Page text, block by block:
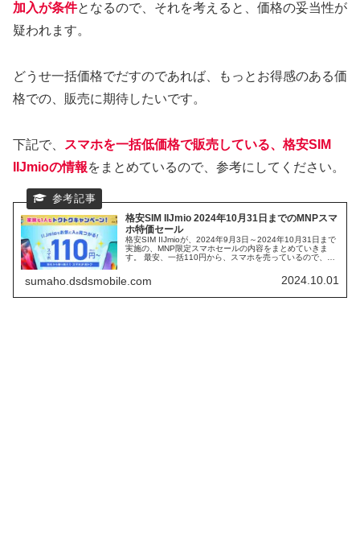
加入が条件となるので、それを考えると、価格の妥当性が
疑われます。
どうせ一括価格でだすのであれば、もっとお得感のある価
格での、販売に期待したいです。
下記で、
スマホを一括低価格で販売している、格安SIM
IIJmioの情報をまとめているので、参考にしてください。
格安SIM IIJmio 2024年10月31日までのMNPスマ
ホ特価セール
格安SIM IIJmioが、2024年9月3日～2024年10月31日まで
実施の、MNP限定スマホセールの内容をまとめていきま
す。 最安、一括110円から、スマホを売っているので、注
身と、その中から、注目のスマホなどをまとめていきたい
と思います。
sumaho.dsdsmobile.com 2024.10.01